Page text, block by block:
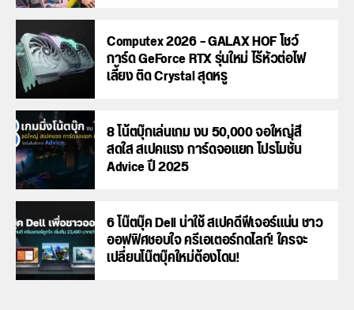
Computex 2026 – GALAX HOF โชว์
การ์ด GeForce RTX รุ่นใหม่ ไร้หัวต่อไฟ
เลี้ยง ติด Crystal สุดหรู
8 โน้ตบุ๊กเล่นเกม งบ 50,000 จอใหญ่สี
สดใส สเปคแรง การ์ดจอแยก โปรโมชั่น
Advice ปี 2025
6 โน๊ตบุ๊ค Dell น่าใช้ สเปคดีฟีเจอร์แน่น ชาว
ออฟฟิศชอบใจ ครีเอเตอร์กดไลก์! ใครจะ
เปลี่ยนโน๊ตบุ๊คใหม่ต้องโดน!